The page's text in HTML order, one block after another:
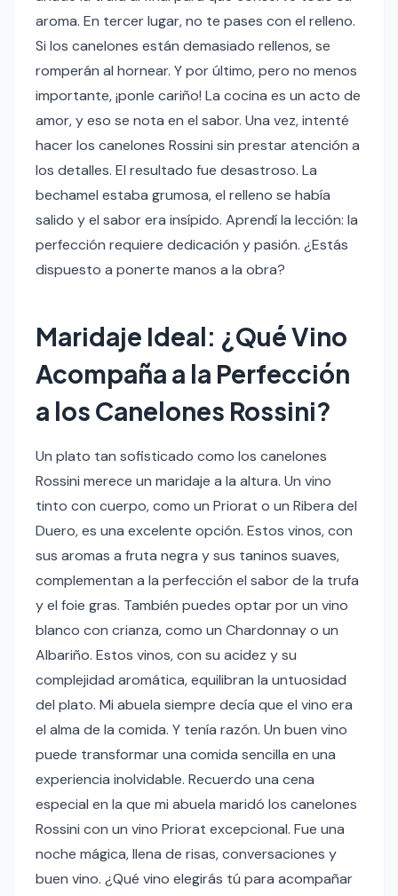
aroma. En tercer lugar, no te pases con el relleno.
Si los canelones están demasiado rellenos, se
romperán al hornear. Y por último, pero no menos
importante, ¡ponle cariño! La cocina es un acto de
amor, y eso se nota en el sabor. Una vez, intenté
hacer los canelones Rossini sin prestar atención a
los detalles. El resultado fue desastroso. La
bechamel estaba grumosa, el relleno se había
salido y el sabor era insípido. Aprendí la lección: la
perfección requiere dedicación y pasión. ¿Estás
dispuesto a ponerte manos a la obra?
Maridaje Ideal: ¿Qué Vino
Acompaña a la Perfección
a los Canelones Rossini?
Un plato tan sofisticado como los canelones
Rossini merece un maridaje a la altura. Un vino
tinto con cuerpo, como un Priorat o un Ribera del
Duero, es una excelente opción. Estos vinos, con
sus aromas a fruta negra y sus taninos suaves,
complementan a la perfección el sabor de la trufa
y el foie gras. También puedes optar por un vino
blanco con crianza, como un Chardonnay o un
Albariño. Estos vinos, con su acidez y su
complejidad aromática, equilibran la untuosidad
del plato. Mi abuela siempre decía que el vino era
el alma de la comida. Y tenía razón. Un buen vino
puede transformar una comida sencilla en una
experiencia inolvidable. Recuerdo una cena
especial en la que mi abuela maridó los canelones
Rossini con un vino Priorat excepcional. Fue una
noche mágica, llena de risas, conversaciones y
buen vino. ¿Qué vino elegirás tú para acompañar